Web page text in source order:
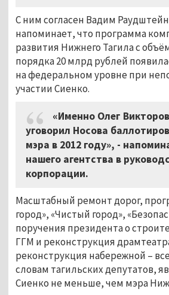
С ним согласен Вадим
напоминает, что программа
развития Нижнего Тагила с
порядка 20 млрд рублей
на федеральном уровне при
участии Сиенко.
«Именно Олег
уговорил Носова
мэра в 2012 году», -
нашего агентства в
корпорации.
Масштабный ремонт дорог,
город», «Чистый город»,
поручения президента о
ГГМ и реконструкция
реконструкция набережной –
словам тагильских депутатов,
Сиенко не меньше, чем мэра